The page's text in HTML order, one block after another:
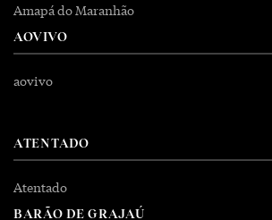
Amapá do Maranhão
AOVIVO
aovivo
ATENTADO
Atentado
BARÃO DE GRAJAÚ